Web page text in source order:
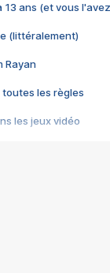
13 ans (et vous
(littéralement)
Rayan
toutes les règles
les jeux vidéo